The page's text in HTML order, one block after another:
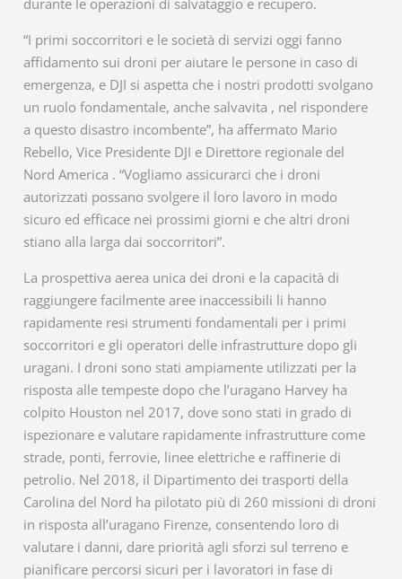
durante le operazioni di salvataggio e recupero.
“I primi soccorritori e le società di servizi oggi fanno
affidamento sui droni per aiutare le persone in caso di
emergenza, e DJI si aspetta che i nostri prodotti svolgano
un ruolo fondamentale, anche salvavita , nel rispondere
a questo disastro incombente”, ha affermato Mario
Rebello, Vice Presidente DJI e Direttore regionale del
Nord America . “Vogliamo assicurarci che i droni
autorizzati possano svolgere il loro lavoro in modo
sicuro ed efficace nei prossimi giorni e che altri droni
stiano alla larga dai soccorritori”.
La prospettiva aerea unica dei droni e la capacità di
raggiungere facilmente aree inaccessibili li hanno
rapidamente resi strumenti fondamentali per i primi
soccorritori e gli operatori delle infrastrutture dopo gli
uragani. I droni sono stati ampiamente utilizzati per la
risposta alle tempeste dopo che l’uragano Harvey ha
colpito Houston nel 2017, dove sono stati in grado di
ispezionare e valutare rapidamente infrastrutture come
strade, ponti, ferrovie, linee elettriche e raffinerie di
petrolio. Nel 2018, il Dipartimento dei trasporti della
Carolina del Nord ha pilotato più di 260 missioni di droni
in risposta all’uragano Firenze, consentendo loro di
valutare i danni, dare priorità agli sforzi sul terreno e
pianificare percorsi sicuri per i lavoratori in fase di